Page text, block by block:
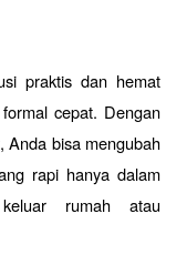
praktis dan hemat
cepat. Dengan
Anda bisa mengubah
rapi hanya dalam
rumah atau